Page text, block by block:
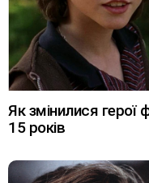
Як змінилися герої
15 років